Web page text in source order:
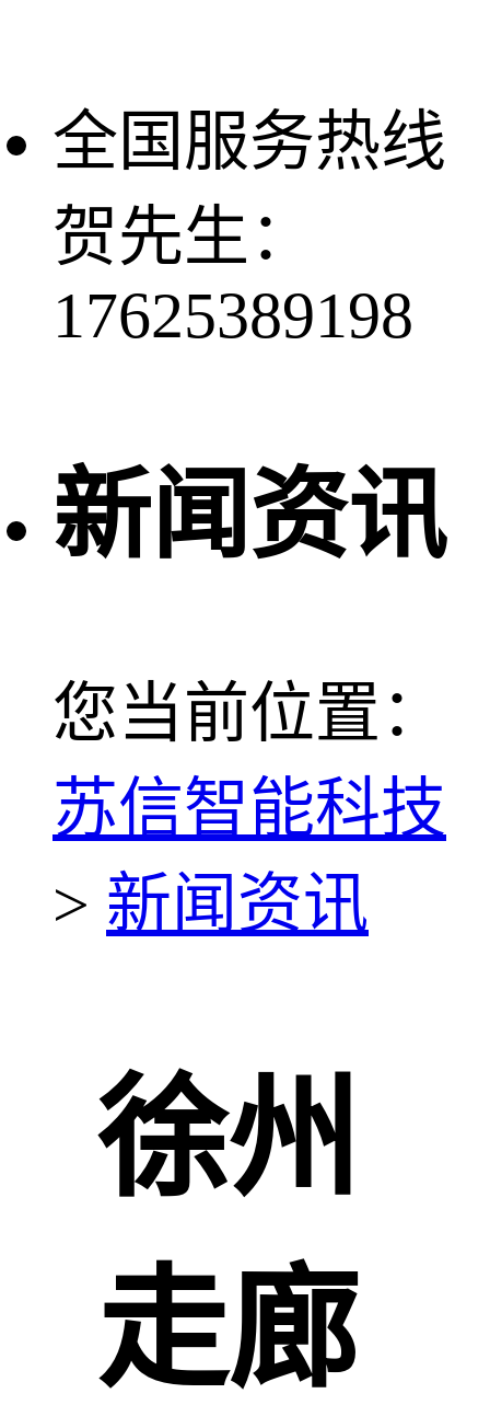
全国服务热线
贺先生：
17625389198
新闻资讯
您当前位置：
苏信智能科技
> 新闻资讯
徐州
走廊